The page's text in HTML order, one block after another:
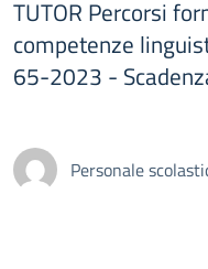
TUTOR Percorsi
competenze
65-2023 -
Personale